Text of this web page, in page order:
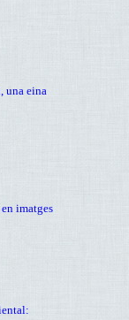
una eina
imatges